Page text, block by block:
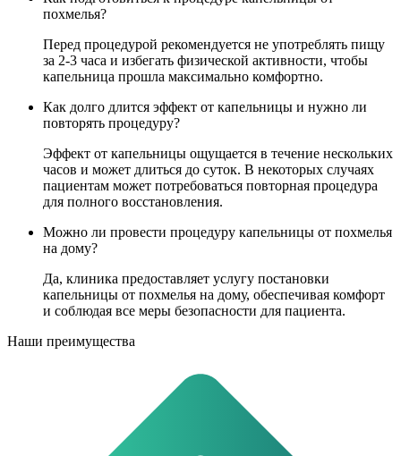
похмелья?
Перед процедурой рекомендуется не употреблять пищу
за 2-3 часа и избегать физической активности, чтобы
капельница прошла максимально комфортно.
Как долго длится эффект от капельницы и нужно ли
повторять процедуру?
Эффект от капельницы ощущается в течение нескольких
часов и может длиться до суток. В некоторых случаях
пациентам может потребоваться повторная процедура
для полного восстановления.
Можно ли провести процедуру капельницы от похмелья
на дому?
Да, клиника предоставляет услугу постановки
капельницы от похмелья на дому, обеспечивая комфорт
и соблюдая все меры безопасности для пациента.
Наши преимущества